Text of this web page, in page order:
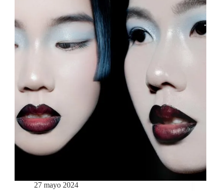
27 mayo 2024